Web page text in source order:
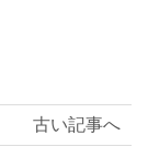
古い記事へ